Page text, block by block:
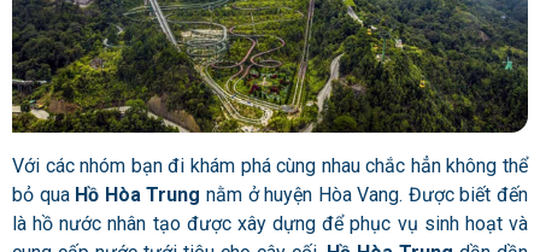
Với các nhóm bạn đi khám phá cùng nhau chắc hẳn không thể
bỏ qua Hồ Hòa Trung nằm ở huyện Hòa Vang. Được biết đến
là hồ nước nhân tạo được xây dựng để phục vụ sinh hoạt và